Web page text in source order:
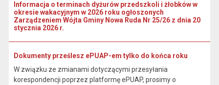
Informacja o terminach dyżurów przedszkoli i żłobków w
okresie wakacyjnym w 2026 roku ogłoszonych
Zarządzeniem Wójta Gminy Nowa Ruda Nr 25/26 z dnia 20
stycznia 2026 r.
Dokumenty prześlesz ePUAP-em tylko do końca roku
W związku ze zmianami dotyczącymi przesyłania
korespondencji poprzez platformę ePUAP, prosimy o